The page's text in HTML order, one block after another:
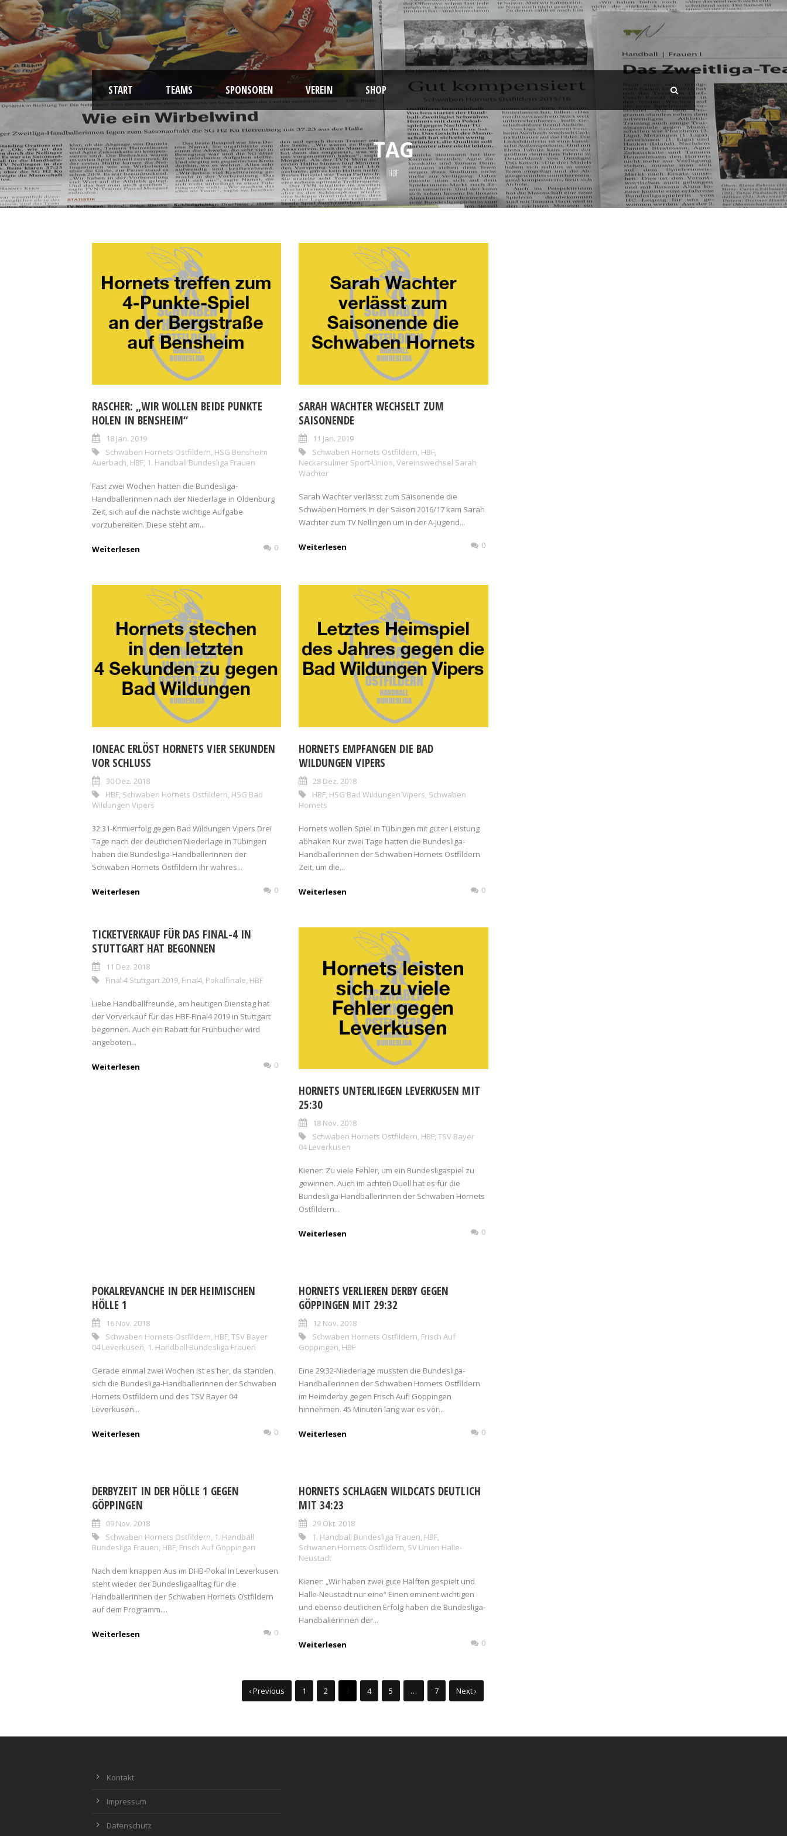
START TEAMS SPONSOREN VEREIN SHOP
TAG
HBF
RASCHER: „WIR WOLLEN BEIDE PUNKTE
HOLEN IN BENSHEIM“
18 Jan. 2019
Schwaben Hornets Ostfildern, HSG Bensheim
Auerbach, HBF, 1. Handball Bundesliga Frauen
Fast zwei Wochen hatten die Bundesliga-
Handballerinnen nach der Niederlage in Oldenburg
Zeit, sich auf die nächste wichtige Aufgabe
vorzubereiten. Diese steht am...
Weiterlesen 0
SARAH WACHTER WECHSELT ZUM
SAISONENDE
11 Jan. 2019
Schwaben Hornets Ostfildern, HBF,
Neckarsulmer Sport-Union, Vereinswechsel Sarah
Wachter
Sarah Wachter verlässt zum Saisonende die
Schwaben Hornets In der Saison 2016/17 kam Sarah
Wachter zum TV Nellingen um in der A-Jugend...
Weiterlesen 0
IONEAC ERLÖST HORNETS VIER SEKUNDEN
VOR SCHLUSS
30 Dez. 2018
HBF, Schwaben Hornets Ostfildern, HSG Bad
Wildungen Vipers
32:31-Krimierfolg gegen Bad Wildungen Vipers Drei
Tage nach der deutlichen Niederlage in Tübingen
haben die Bundesliga-Handballerinnen der
Schwaben Hornets Ostfildern ihr wahres...
Weiterlesen 0
HORNETS EMPFANGEN DIE BAD
WILDUNGEN VIPERS
28 Dez. 2018
HBF, HSG Bad Wildungen Vipers, Schwaben
Hornets
Hornets wollen Spiel in Tübingen mit guter Leistung
abhaken Nur zwei Tage hatten die Bundesliga-
Handballerinnen der Schwaben Hornets Ostfildern
Zeit, um die...
Weiterlesen 0
TICKETVERKAUF FÜR DAS FINAL-4 IN
STUTTGART HAT BEGONNEN
11 Dez. 2018
Final 4 Stuttgart 2019, Final4, Pokalfinale, HBF
Liebe Handballfreunde, am heutigen Dienstag hat
der Vorverkauf für das HBF-Final4 2019 in Stuttgart
begonnen. Auch ein Rabatt für Frühbucher wird
angeboten...
Weiterlesen 0
HORNETS UNTERLIEGEN LEVERKUSEN MIT
25:30
18 Nov. 2018
Schwaben Hornets Ostfildern, HBF, TSV Bayer
04 Leverkusen
Kiener: Zu viele Fehler, um ein Bundesligaspiel zu
gewinnen. Auch im achten Duell hat es für die
Bundesliga-Handballerinnen der Schwaben Hornets
Ostfildern...
Weiterlesen 0
POKALREVANCHE IN DER HEIMISCHEN
HÖLLE 1
16 Nov. 2018
Schwaben Hornets Ostfildern, HBF, TSV Bayer
04 Leverkusen, 1. Handball Bundesliga Frauen
Gerade einmal zwei Wochen ist es her, da standen
sich die Bundesliga-Handballerinnen der Schwaben
Hornets Ostfildern und des TSV Bayer 04
Leverkusen...
Weiterlesen 0
HORNETS VERLIEREN DERBY GEGEN
GÖPPINGEN MIT 29:32
12 Nov. 2018
Schwaben Hornets Ostfildern, Frisch Auf
Göppingen, HBF
Eine 29:32-Niederlage mussten die Bundesliga-
Handballerinnen der Schwaben Hornets Ostfildern
im Heimderby gegen Frisch Auf! Göppingen
hinnehmen. 45 Minuten lang war es vor...
Weiterlesen 0
DERBYZEIT IN DER HÖLLE 1 GEGEN
GÖPPINGEN
09 Nov. 2018
Schwaben Hornets Ostfildern, 1. Handball
Bundesliga Frauen, HBF, Frisch Auf Göppingen
Nach dem knappen Aus im DHB-Pokal in Leverkusen
steht wieder der Bundesligaalltag für die
Handballerinnen der Schwaben Hornets Ostfildern
auf dem Programm....
Weiterlesen 0
HORNETS SCHLAGEN WILDCATS DEUTLICH
MIT 34:23
29 Okt. 2018
1. Handball Bundesliga Frauen, HBF,
Schwanen Hornets Ostfildern, SV Union Halle-
Neustadt
Kiener: „Wir haben zwei gute Hälften gespielt und
Halle-Neustadt nur eine“ Einen eminent wichtigen
und ebenso deutlichen Erfolg haben die Bundesliga-
Handballerinnen der...
Weiterlesen 0
‹ Previous 1 2 4 5 … 7 Next ›
Kontakt
Impressum
Datenschutz